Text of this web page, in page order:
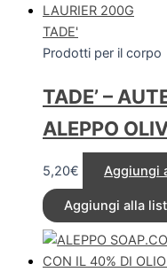
TADE'
Prodotti per il corpo
TADE’ –
ALEPPO
5,20€ Aggiungi
Aggiungi alla